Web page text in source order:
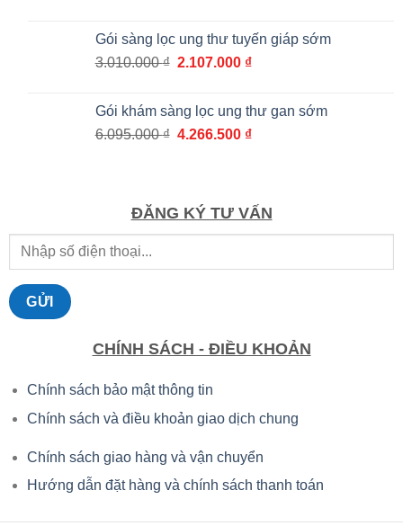
8.295.000 ₫.là:
5.806.500 ₫.
Gói sàng lọc ung thư tuyến giáp sớm
3.010.000₫ Giá
3.010.000 ₫.
2.107.000 ₫Giá
là:
2.107.000 ₫.
Gói khám sàng lọc ung thư gan sớm
6.095.000₫ Giá
4.266.500 ₫Giá
4.266.500 ₫.
CHÍNH SÁCH - ĐIỀU KHOẢN
Chính sách bảo mật thông tin
Chính sách và điều khoản giao dịch chung
Chính sách giao hàng và vận chuyển
Hướng dẫn đặt hàng và chính sách thanh toán
ĐĂNG KÝ TƯ VẤN